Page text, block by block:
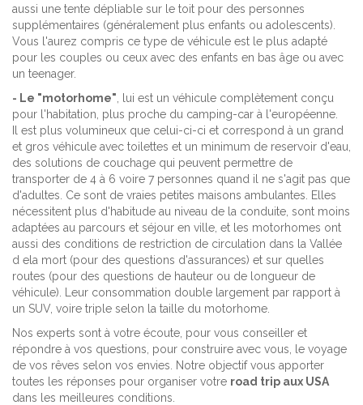
aussi une tente dépliable sur le toit pour des personnes
supplémentaires (généralement plus enfants ou adolescents).
Vous l'aurez compris ce type de véhicule est le plus adapté
pour les couples ou ceux avec des enfants en bas âge ou avec
un teenager.
- Le "motorhome" , lui est un véhicule complètement conçu
pour l'habitation, plus proche du camping-car à l'européenne.
Il est plus volumineux que celui-ci-ci et correspond à un grand
et gros véhicule avec toilettes et un minimum de reservoir d'eau,
des solutions de couchage qui peuvent permettre de
transporter de 4 à 6 voire 7 personnes quand il ne s'agit pas que
d'adultes. Ce sont de vraies petites maisons ambulantes. Elles
nécessitent plus d'habitude au niveau de la conduite, sont moins
adaptées au parcours et séjour en ville, et les motorhomes ont
aussi des conditions de restriction de circulation dans la Vallée
d ela mort (pour des questions d'assurances) et sur quelles
routes (pour des questions de hauteur ou de longueur de
véhicule). Leur consommation double largement par rapport à
un SUV, voire triple selon la taille du motorhome.
Nos experts sont à votre écoute, pour vous conseiller et
répondre à vos questions, pour construire avec vous, le voyage
de vos rêves selon vos envies. Notre objectif vous apporter
toutes les réponses pour organiser votre road trip aux USA
dans les meilleures conditions.